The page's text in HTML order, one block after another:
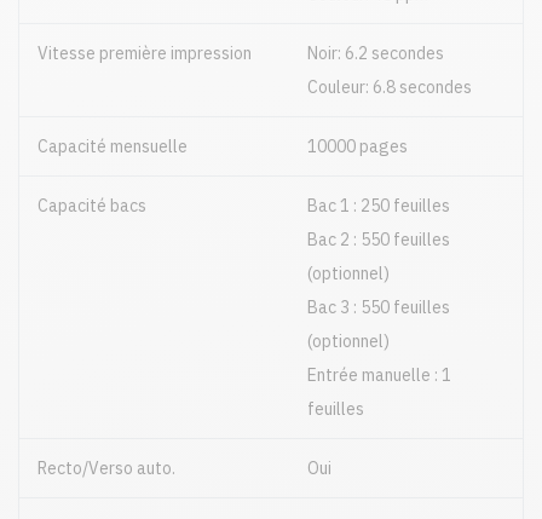
Vitesse première impression
Noir: 6.2 secondes
Couleur: 6.8 secondes
Capacité mensuelle 10000 pages
Capacité bacs
Bac 1 : 250 feuilles
Bac 2 : 550 feuilles
(optionnel)
Bac 3 : 550 feuilles
(optionnel)
Entrée manuelle : 1
feuilles
Recto/Verso auto. Oui